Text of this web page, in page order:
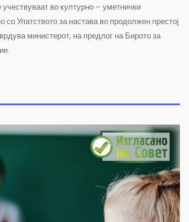
во културно – уметнички
со Упатството за настава во продолжен престој
министерот, на предлог на Бирото за